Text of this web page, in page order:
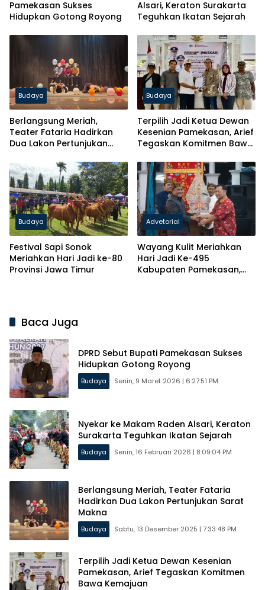
Pamekasan Sukses
Hidupkan Gotong Royong
Alsari, Keraton Surakarta
Teguhkan Ikatan Sejarah
Budaya
Berlangsung Meriah,
Teater Fataria Hadirkan
Dua Lakon Pertunjukan
Budaya
Terpilih Jadi Ketua Dewan
Kesenian Pamekasan, Arief
Tegaskan Komitmen Bawa
Budaya
Festival Sapi Sonok
Meriahkan Hari Jadi ke-80
Provinsi Jawa Timur
Advetorial
Wayang Kulit Meriahkan
Hari Jadi Ke-495
Kabupaten Pamekasan,
Baca Juga
DPRD Sebut Bupati Pamekasan Sukses
Hidupkan Gotong Royong
Budaya Senin, 9 Maret 2026 | 6:27:51 PM
Nyekar ke Makam Raden Alsari, Keraton
Surakarta Teguhkan Ikatan Sejarah
Budaya Senin, 16 Februari 2026 | 8:09:04 PM
Berlangsung Meriah, Teater Fataria
Hadirkan Dua Lakon Pertunjukan Sarat
Makna
Budaya Sabtu, 13 Desember 2025 | 7:33:48 PM
Terpilih Jadi Ketua Dewan Kesenian
Pamekasan, Arief Tegaskan Komitmen
Bawa Kemajuan